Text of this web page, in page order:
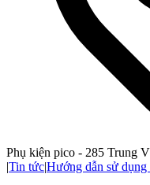
Phụ kiện pico - 285 Trung
|Tin tức|Hướng dẫn sử dụng